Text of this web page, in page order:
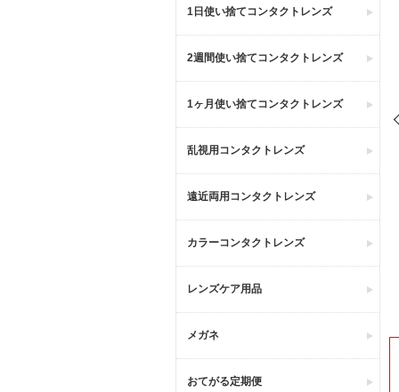
1日使い捨てコンタクトレンズ
2週間使い捨てコンタクトレンズ
1ヶ月使い捨てコンタクトレンズ
乱視用コンタクトレンズ
遠近両用コンタクトレンズ
カラーコンタクトレンズ
レンズケア用品
メガネ
おてがる定期便